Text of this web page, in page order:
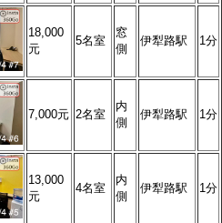
18,000
元
5名室
窓
側
伊犁路駅 1分
7,000元 2名室
内
側
伊犁路駅 1分
13,000
元
4名室
内
側
伊犁路駅 1分